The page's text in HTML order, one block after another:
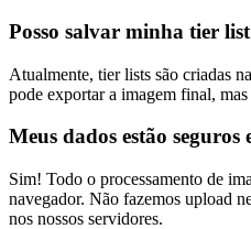
Posso salvar minha tier
Atualmente, tier lists são criadas
pode exportar a imagem final,
Meus dados estão seguros
Sim! Todo o processamento de
navegador. Não fazemos upload
nos nossos servidores.